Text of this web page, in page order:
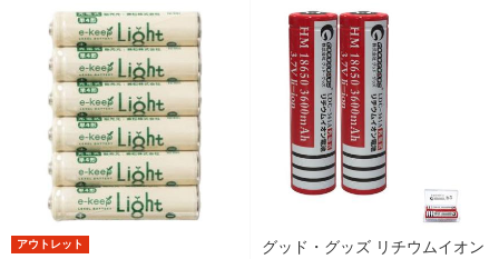
アウトレット
グッド・グッズ リチウムイオン